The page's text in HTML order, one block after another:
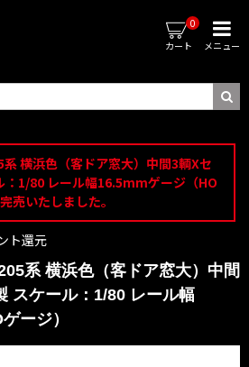
カート
0
メニュー
横浜色（客ドア窓大）中間3輌Xセ
1/80 レール幅16.5mmゲージ（HO
売いたしました。
ト還元
系 横浜色（客ドア窓大）中間
ケール：1/80 レール幅
ージ）